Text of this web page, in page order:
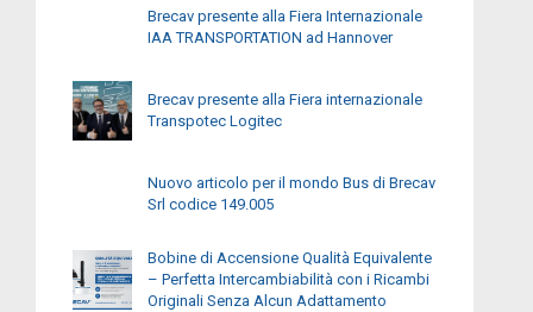
Brecav presente alla Fiera Internazionale
IAA TRANSPORTATION ad Hannover
Brecav presente alla Fiera internazionale
Transpotec Logitec
Nuovo articolo per il mondo Bus di Brecav
Srl codice 149.005
Bobine di Accensione Qualità Equivalente
– Perfetta Intercambiabilità con i Ricambi
Originali Senza Alcun Adattamento